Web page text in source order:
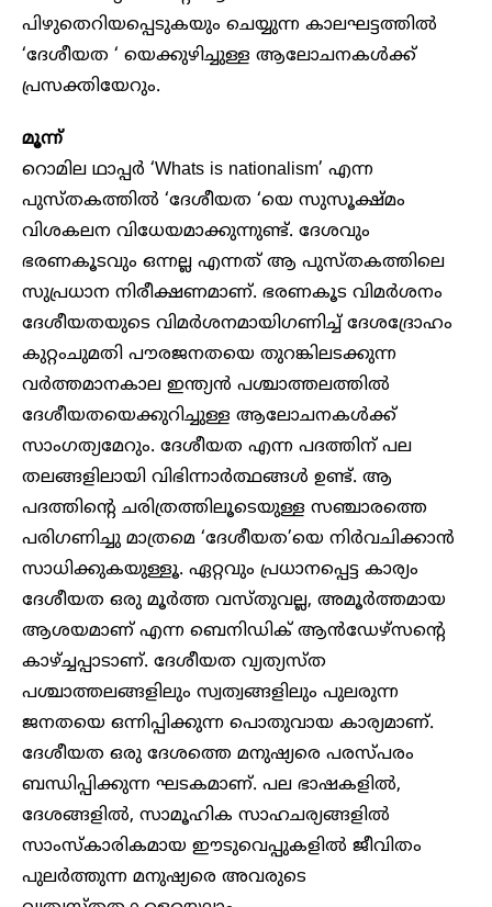
പിഴുതെറിയപ്പെടുകയും ചെയ്യുന്ന കാലഘട്ടത്തില്‍
‘ദേശീയത ‘ യെക്കുഴിച്ചുള്ള ആലോചനകള്‍ക്ക്
പ്രസക്തിയേറും.
മൂന്ന്
റൊമില ഥാപ്പര്‍ ‘Whats is nationalism’ എന്ന
പുസ്തകത്തില്‍ ‘ദേശീയത ‘യെ സുസൂക്ഷ്മം
വിശകലന വിധേയമാക്കുന്നുണ്ട്. ദേശവും
ഭരണകൂടവും ഒന്നല്ല എന്നത് ആ പുസ്തകത്തിലെ
സുപ്രധാന നിരീക്ഷണമാണ്. ഭരണകൂട വിമര്‍ശനം
ദേശീയതയുടെ വിമര്‍ശനമായിഗണിച്ച് ദേശദ്രോഹം
കുറ്റംചുമതി പൗരജനതയെ തുറങ്കിലടക്കുന്ന
വര്‍ത്തമാനകാല ഇന്ത്യന്‍ പശ്ചാത്തലത്തില്‍
ദേശീയതയെക്കുറിച്ചുള്ള ആലോചനകള്‍ക്ക്
സാംഗത്യമേറും. ദേശീയത എന്ന പദത്തിന് പല
തലങ്ങളിലായി വിഭിന്നാര്‍ത്ഥങ്ങള്‍ ഉണ്ട്. ആ
പദത്തിന്റെ ചരിത്രത്തിലൂടെയുള്ള സഞ്ചാരത്തെ
പരിഗണിച്ചു മാത്രമെ ‘ദേശീയത’യെ നിര്‍വചിക്കാന്‍
സാധിക്കുകയുള്ളൂ. ഏറ്റവും പ്രധാനപ്പെട്ട കാര്യം
ദേശീയത ഒരു മൂര്‍ത്ത വസ്തുവല്ല, അമൂര്‍ത്തമായ
ആശയമാണ് എന്ന ബെനിഡിക് ആന്‍ഡേഴ്‌സന്റെ
കാഴ്ച്ചപ്പാടാണ്. ദേശീയത വ്യത്യസ്ത
പശ്ചാത്തലങ്ങളിലും സ്വത്വങ്ങളിലും പുലരുന്ന
ജനതയെ ഒന്നിപ്പിക്കുന്ന പൊതുവായ കാര്യമാണ്.
ദേശീയത ഒരു ദേശത്തെ മനുഷ്യരെ പരസ്പരം
ബന്ധിപ്പിക്കുന്ന ഘടകമാണ്. പല ഭാഷകളിൽ,
ദേശങ്ങളിൽ, സാമൂഹിക സാഹചര്യങ്ങളിൽ
സാംസ്കാരികമായ ഈടുവെപ്പുകളിൽ ജീവിതം
പുലർത്തുന്ന മനുഷ്യരെ അവരുടെ